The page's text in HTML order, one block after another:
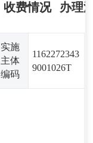
收费情况 办理
实施
主体
编码
1162272343
9001026T